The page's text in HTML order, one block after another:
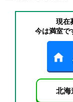
現在
今は満室で
北海